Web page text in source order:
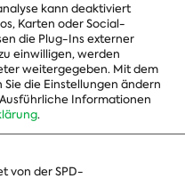
kann deaktiviert
Karten oder Social-
die Plug-Ins externer
einwilligen, werden
weitergegeben. Mit dem
die Einstellungen ändern
Ausführliche Informationen
.
von der SPD-